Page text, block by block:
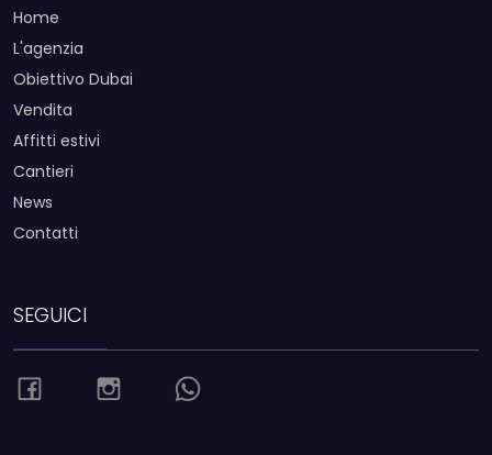
Home
L'agenzia
Obiettivo Dubai
Vendita
Affitti estivi
Cantieri
News
Contatti
SEGUICI